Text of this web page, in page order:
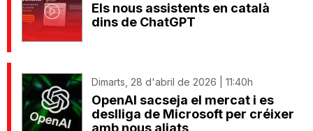
Els nous assistents en català
dins de ChatGPT
Dimarts, 28 d'abril de 2026 | 11:40h
OpenAI sacseja el mercat i es
deslliga de Microsoft per créixer
amb nous aliats